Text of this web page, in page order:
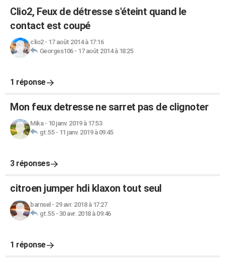
Clio2, Feux de détresse s'éteint quand le
contact est coupé
clio2- 17 août 2014 à 17:16
Georges106- 17 août 2014 à 18:25
1 réponse
Mon feux detresse ne sarret pas de clignoter
Mika- 10 janv. 2019 à 17:53
gt.55- 11 janv. 2019 à 09:45
3 réponses
citroen jumper hdi klaxon tout seul
barnsel - 29 avr. 2018 à 17:27
gt.55- 30 avr. 2018 à 09:46
1 réponse